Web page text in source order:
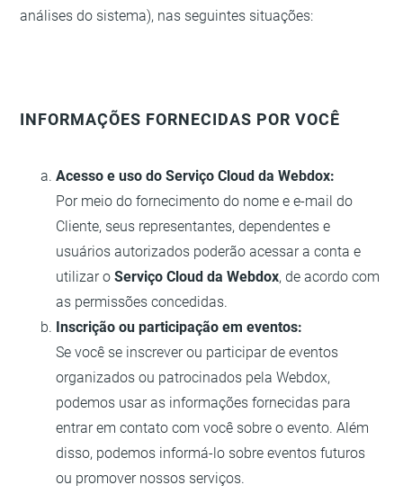
análises do sistema), nas seguintes situações:
INFORMAÇÕES FORNECIDAS POR VOCÊ
Acesso e uso do Serviço Cloud da Webdox:
Por meio do fornecimento do nome e e-mail do
Cliente, seus representantes, dependentes e
usuários autorizados poderão acessar a conta e
utilizar oServiço Cloud da Webdox, de acordo com
as permissões concedidas.
Inscrição ou participação em eventos:
Se você se inscrever ou participar de eventos
organizados ou patrocinados pela Webdox,
podemos usar as informações fornecidas para
entrar em contato com você sobre o evento. Além
disso, podemos informá-lo sobre eventos futuros
ou promover nossos serviços.